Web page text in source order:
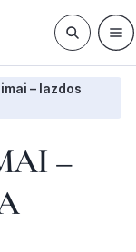
– lazdos
–